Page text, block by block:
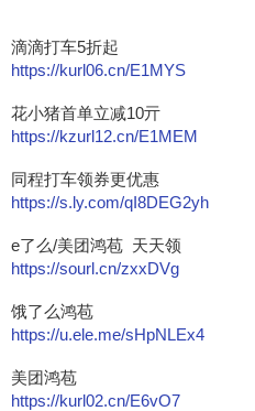
滴滴打车5折起
https://kurl06.cn/E1MYS
花小猪首单立减10亓
https://kzurl12.cn/E1MEM
同程打车领券更优惠
https://s.ly.com/qI8DEG2yh
e了么/美团鸿苞 天天领
https://sourl.cn/zxxDVg
饿了么鸿苞
https://u.ele.me/sHpNLEx4
美团鸿苞
https://kurl02.cn/E6vO7